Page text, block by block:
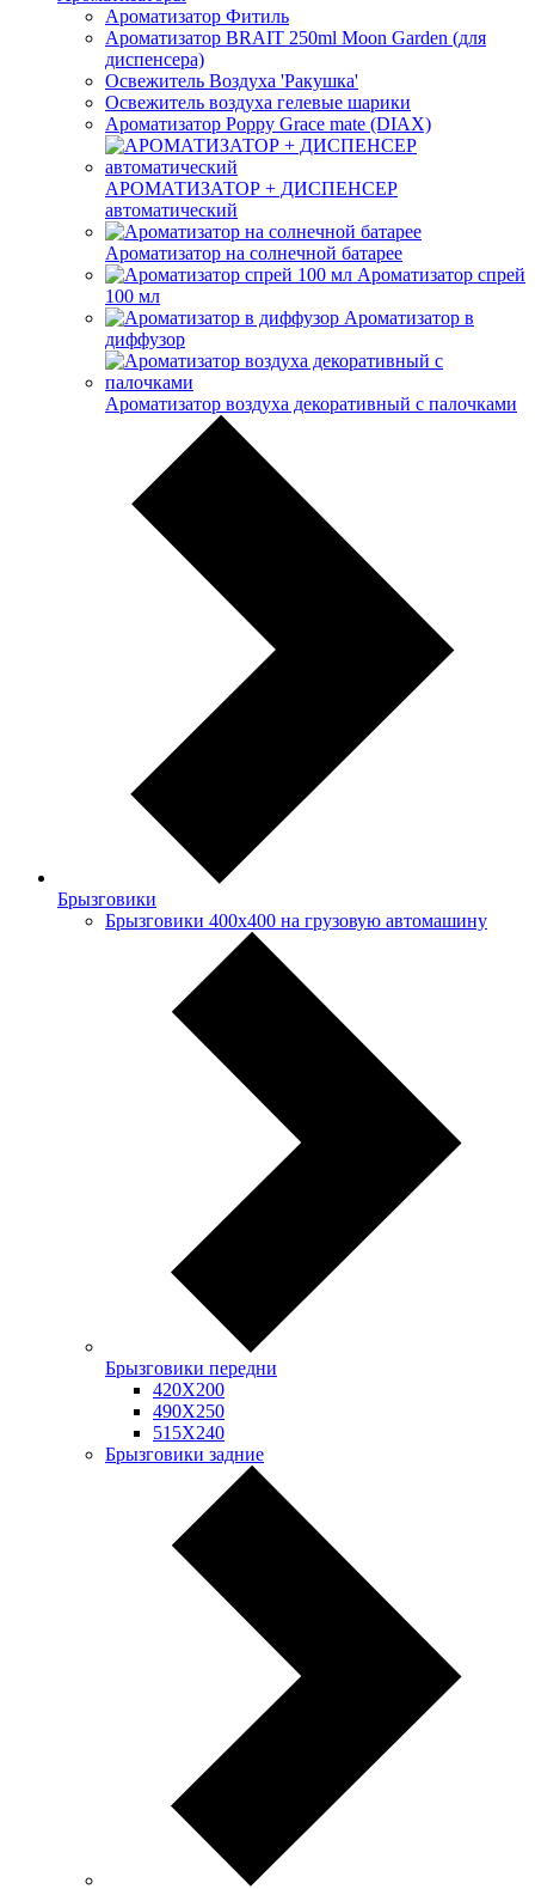
Ароматизатор Фитиль
Ароматизатор BRAIT 250ml Moon Garden (для
диспенсера)
Освежитель Воздуха 'Ракушка'
Освежитель воздуха гелевые шарики
Ароматизатор Poppy Grace mate (DIAX)
АРОМАТИЗАТОР + ДИСПЕНСЕР
автоматический
Ароматизатор на солнечной батарее
Ароматизатор спрей
100 мл
Ароматизатор в
диффузор
Ароматизатор воздуха декоративный с палочками
Брызговики
Брызговики 400х400 на грузовую автомашину
Брызговики передни
420Х200
490Х250
515Х240
Брызговики задние